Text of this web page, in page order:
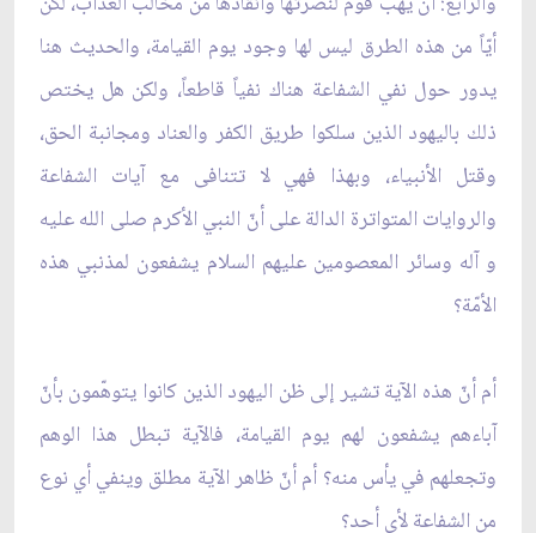
أيّاً من هذه الطرق ليس لها وجود يوم القيامة، والحديث هنا
يدور حول نفي الشفاعة هناك نفياً قاطعاً، ولكن هل يختص
ذلك باليهود الذين سلكوا طريق الكفر والعناد ومجانبة الحق،
وقتل الأنبياء، وبهذا فهي لا تتنافى مع آيات الشفاعة
والروايات المتواترة الدالة على أنّ النبي الأكرم صلى الله عليه
و آله وسائر المعصومين عليهم السلام يشفعون لمذنبي هذه
الأمّة؟
أم أنّ هذه الآية تشير إلى‏ ظن اليهود الذين كانوا يتوهّمون بأنّ
آباءهم يشفعون لهم يوم القيامة، فالآية تبطل هذا الوهم
وتجعلهم في يأس منه؟ أم أنّ ظاهر الآية مطلق وينفي أي نوع
من الشفاعة لأي ‏أحد؟